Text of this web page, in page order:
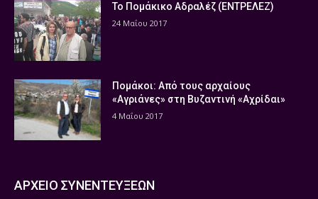
Το Πομάκικο Αδραλέζ (ΕΝΤΡΕΛΕΖ)
24 Μαΐου 2017
Πομάκοι: Από τους αρχαίους
«Αγριάνες» στη Βυζαντινή «Αχρίδαι»
4 Μαΐου 2017
ΑΡΧΕΙΟ ΣΥΝΕΝΤΕΥΞΕΩΝ